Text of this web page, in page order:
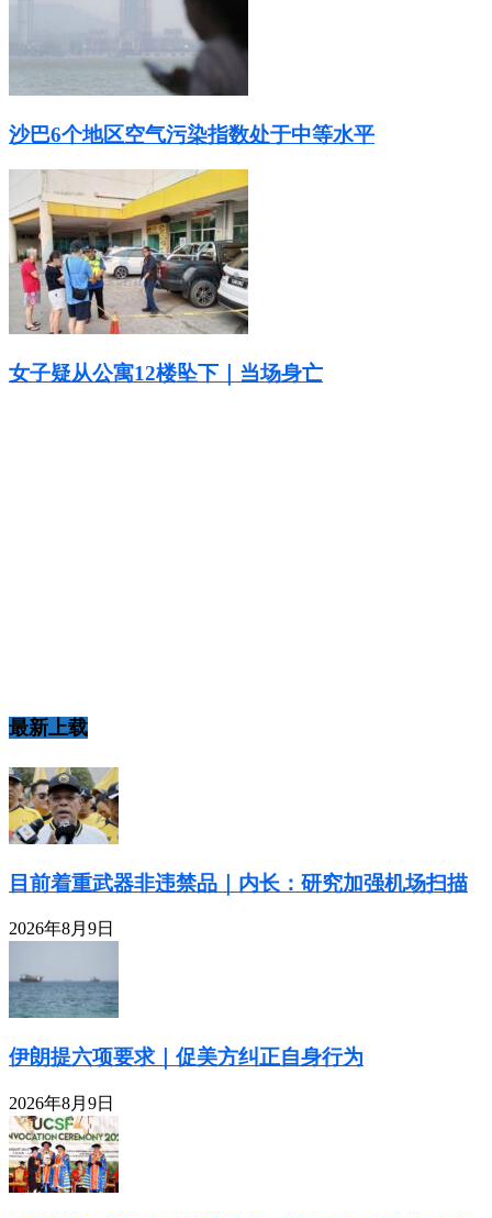
沙巴6个地区空气污染指数处于中等水平
女子疑从公寓12楼坠下｜当场身亡
最新上载
目前着重武器非违禁品｜内长：研究加强机场扫描
2026年8月9日
伊朗提六项要求｜促美方纠正自身行为
2026年8月9日